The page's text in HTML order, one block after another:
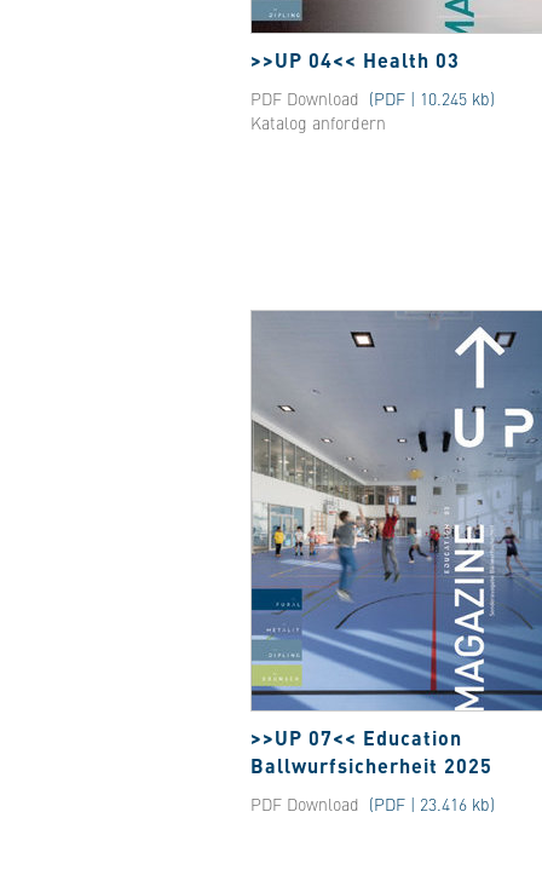
>>UP 04<< Health 03
PDF Download (PDF | 10.245 kb)
Katalog anfordern
>>UP 07<< Education
Ballwurfsicherheit 2025
PDF Download (PDF | 23.416 kb)